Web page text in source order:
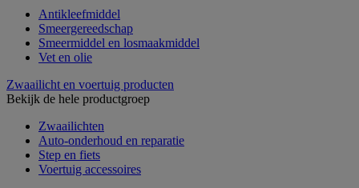
Antikleefmiddel
Smeergereedschap
Smeermiddel en losmaakmiddel
Vet en olie
Zwaailicht en voertuig producten
Bekijk de hele productgroep
Zwaailichten
Auto-onderhoud en reparatie
Step en fiets
Voertuig accessoires